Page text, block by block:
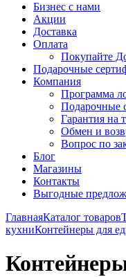
Бизнес с нами
Акции
Доставка
Оплата
Покупайте
Подарочные
Компания
Программа
Подарочные
Гарантия на
Обмен и
Вопрос по
Блог
Магазины
Контакты
Выгодные
ГлавнаяКаталог товаров
кухниКонтейнеры для